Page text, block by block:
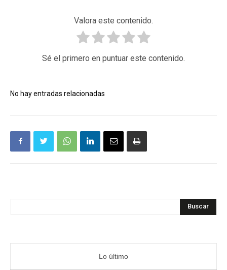
Valora este contenido.
Sé el primero en puntuar este contenido.
No hay entradas relacionadas
Buscar
Lo último